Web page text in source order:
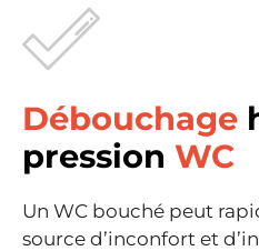
Débouchage
pression WC
Un WC bouché peut
source d’inconfort et